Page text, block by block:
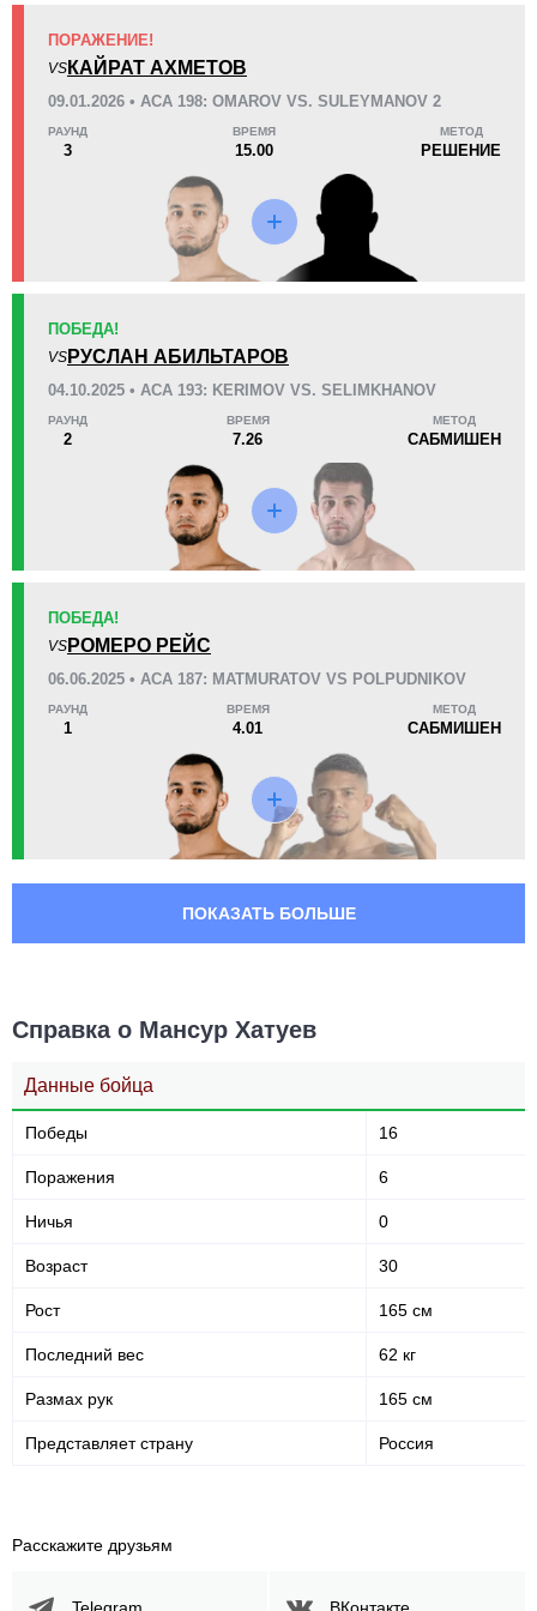
KO/TKO
0
5
11:59 4
Финиши в первом раунде
Статистика боев по организациям
ACA
ACB
2
RFC
1
Не определено
4
ПОРАЖЕНИЕ!
VS КАЙРАТ АХМЕТОВ
09.01.2026 • ACA 198: OMAROV VS. SULEYMANOV 2
РАУНД
3
ВРЕМЯ
15.00
МЕТОД
РЕШЕНИЕ
ПОБЕДА!
VS РУСЛАН АБИЛЬТАРОВ
04.10.2025 • ACA 193: KERIMOV VS. SELIMKHANOV
РАУНД
2
ВРЕМЯ
7.26
МЕТОД
САБМИШЕН
ПОБЕДА!
VS РОМЕРО РЕЙС
06.06.2025 • ACA 187: MATMURATOV VS POLPUDNIKOV
РАУНД
1
ВРЕМЯ
4.01
МЕТОД
САБМИШЕН
ПОКАЗАТЬ БОЛЬШЕ
Справка о Мансур Хатуев
Данные бойца
Победы 16
Поражения 6
Ничья 0
Возраст 30
Рост 165 см
Последний вес 62 кг
Размах рук 165 см
Представляет страну Россия
Расскажите друзьям
Telegram ВКонтакте